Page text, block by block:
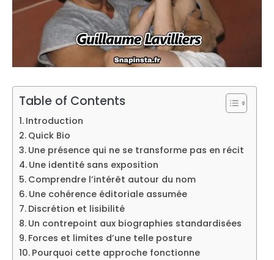
Table of Contents
Introduction
Quick Bio
Une présence qui ne se transforme pas en récit
Une identité sans exposition
Comprendre l’intérêt autour du nom
Une cohérence éditoriale assumée
Discrétion et lisibilité
Un contrepoint aux biographies standardisées
Forces et limites d’une telle posture
Pourquoi cette approche fonctionne